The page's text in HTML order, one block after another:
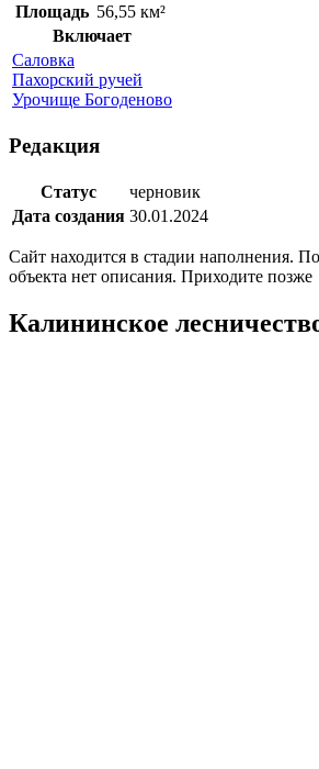
Площадь 56,55 км²
Включает
Саловка
Пахорский ручей
Урочище Богоденово
Редакция
Статус
черновик
Дата создания 30.01.2024
Сайт находится в стадии наполнения.
объекта нет описания. Приходите позже
Калининское